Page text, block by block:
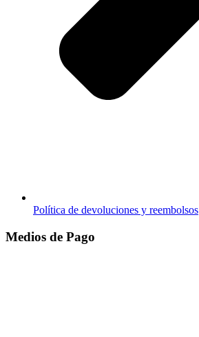
Política de devoluciones y reembolsos
Medios de Pago